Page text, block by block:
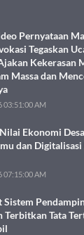
Pernyataan
Tegaskan
Kekerasan
Massa dan
03:51:00 AM
Ekonomi
dan
07:15:00 AM
Sistem
Terbitkan Tata